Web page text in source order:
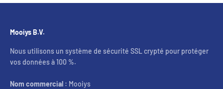
Mooiys B.V.
Nous utilisons un système de sécurité SSL crypté pour protéger
vos données à 100 %.
Nom commercial : Mooiys